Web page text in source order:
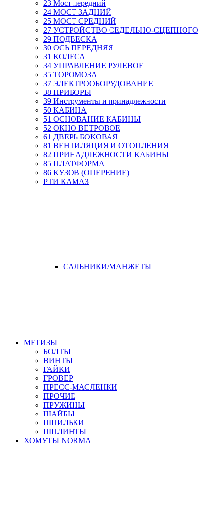
23 Мост передний
24 МОСТ ЗАДНИЙ
25 МОСТ СРЕДНИЙ
27 УСТРОЙСТВО СЕДЕЛЬНО-СЦЕПНОГО
29 ПОДВЕСКА
30 ОСЬ ПЕРЕДНЯЯ
31 КОЛЕСА
34 УПРАВЛЕНИЕ РУЛЕВОЕ
35 ТОРОМОЗА
37 ЭЛЕКТРООБОРУДОВАНИЕ
38 ПРИБОРЫ
39 Инструменты и принадлежности
50 КАБИНА
51 ОСНОВАНИЕ КАБИНЫ
52 ОКНО ВЕТРОВОЕ
61 ДВЕРЬ БОКОВАЯ
81 ВЕНТИЛЯЦИЯ И ОТОПЛЕНИЯ
82 ПРИНАДЛЕЖНОСТИ КАБИНЫ
85 ПЛАТФОРМА
86 КУЗОВ (ОПЕРЕНИЕ)
РТИ КАМАЗ
САЛЬНИКИ/МАНЖЕТЫ
МЕТИЗЫ
БОЛТЫ
ВИНТЫ
ГАЙКИ
ГРОВЕР
ПРЕСС-МАСЛЕНКИ
ПРОЧИЕ
ПРУЖИНЫ
ШАЙБЫ
ШПИЛЬКИ
ШПЛИНТЫ
ХОМУТЫ NORMA